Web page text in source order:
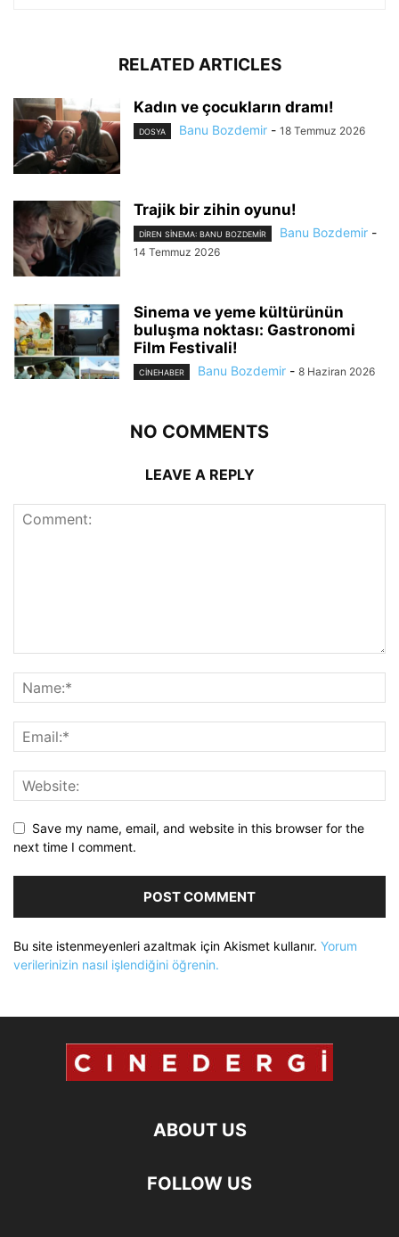
RELATED ARTICLES
Kadın ve çocukların dramı!
DOSYA Banu Bozdemir - 18 Temmuz 2026
Trajik bir zihin oyunu!
DIREN SINEMA: BANU BOZDEMIR Banu Bozdemir -
14 Temmuz 2026
Sinema ve yeme kültürünün
buluşma noktası: Gastronomi
Film Festivali!
CINEHABER Banu Bozdemir - 8 Haziran 2026
NO COMMENTS
LEAVE A REPLY
Save my name, email, and website in this browser for the
next time I comment.
Bu site istenmeyenleri azaltmak için Akismet kullanır. Yorum
verilerinizin nasıl işlendiğini öğrenin.
ABOUT US
FOLLOW US